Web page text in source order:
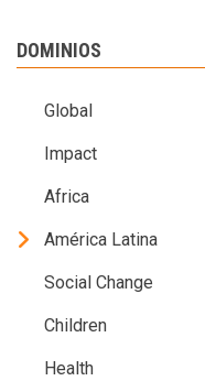
DOMINIOS
Global
Impact
Africa
América Latina
Social Change
Children
Health